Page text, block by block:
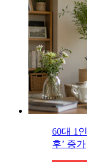
60대 1
후’ 증가